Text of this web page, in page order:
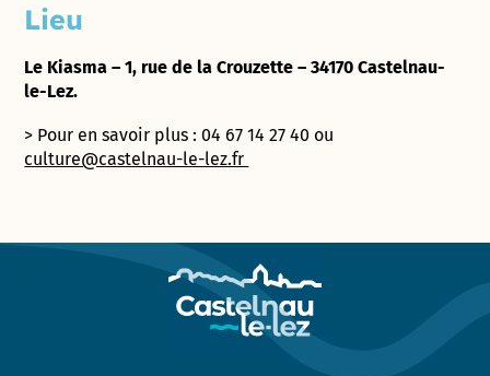
Lieu
Le Kiasma – 1, rue de la Crouzette – 34170 Castelnau-
le-Lez.
> Pour en savoir plus : 04 67 14 27 40 ou
culture@castelnau-le-lez.fr